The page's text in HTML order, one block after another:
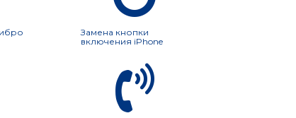
Замена кнопки
включения iPhone